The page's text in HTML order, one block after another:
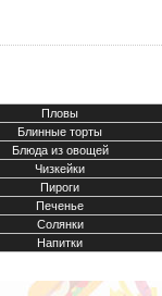
Пловы
Блинные торты
Блюда из овощей
Чизкейки
Пироги
Печенье
Солянки
Напитки